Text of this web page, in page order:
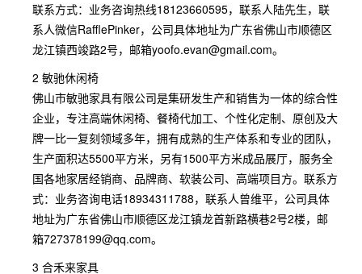
联系方式：业务咨询热线18123660595，联系人陆先生，联
系人微信RafflePinker，公司具体地址为广东省佛山市顺德区
龙江镇西竣路2号，邮箱yoofo.evan@gmail.com。
2 敏驰休闲椅
佛山市敏驰家具有限公司是集研发生产和销售为一体的综合性
企业，专注高端休闲椅、餐椅代加工、个性化定制、原创及大
牌一比一复刻领域多年，拥有成熟的生产体系和专业的团队，
生产面积达5500平方米，另有1500平方米成品展厅，服务全
国各地家居经销商、品牌商、软装公司、高端项目方。联系方
式：业务咨询电话18934311788，联系人曾维平，公司具体
地址为广东省佛山市顺德区龙江镇龙首新路横巷2号2楼，邮
箱727378199@qq.com。
3 合禾来家具